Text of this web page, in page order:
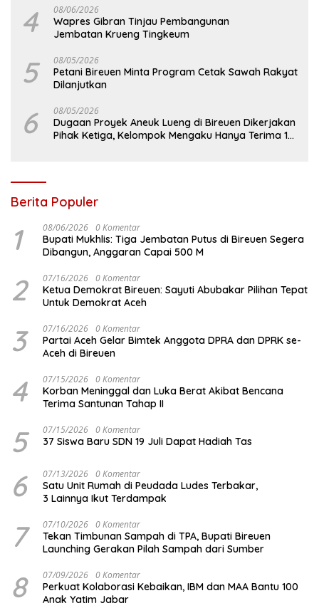
4 08/06/2026
Wapres Gibran Tinjau Pembangunan
Jembatan Krueng Tingkeum
5 08/05/2026
Petani Bireuen Minta Program Cetak Sawah Rakyat
Dilanjutkan
6 08/05/2026
Dugaan Proyek Aneuk Lueng di Bireuen Dikerjakan
Pihak Ketiga, Kelompok Mengaku Hanya Terima 10
Berita Populer
1 08/06/2026 0 Komentar
Bupati Mukhlis: Tiga Jembatan Putus di Bireuen Segera
Dibangun, Anggaran Capai 500 M
2 07/16/2026 0 Komentar
Ketua Demokrat Bireuen: Sayuti Abubakar Pilihan Tepat
Untuk Demokrat Aceh
3 07/16/2026 0 Komentar
Partai Aceh Gelar Bimtek Anggota DPRA dan DPRK se-
Aceh di Bireuen
4 07/15/2026 0 Komentar
Korban Meninggal dan Luka Berat Akibat Bencana
Terima Santunan Tahap II
5 07/15/2026 0 Komentar
37 Siswa Baru SDN 19 Juli Dapat Hadiah Tas
6 07/13/2026 0 Komentar
Satu Unit Rumah di Peudada Ludes Terbakar,
3 Lainnya Ikut Terdampak
7 07/10/2026 0 Komentar
Tekan Timbunan Sampah di TPA, Bupati Bireuen
Launching Gerakan Pilah Sampah dari Sumber
8 07/09/2026 0 Komentar
Perkuat Kolaborasi Kebaikan, IBM dan MAA Bantu 100
Anak Yatim Jabar